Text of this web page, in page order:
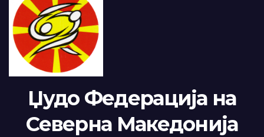
Џудо Федерација на
Северна Македонија